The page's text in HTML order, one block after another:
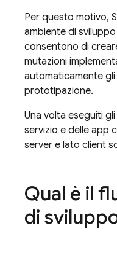
Per questo motivo,
ambiente di
consentono di
mutazioni
automaticamente
prototipazione.
Una volta eseguiti
servizio e delle app
server e lato client
Qual è il
di